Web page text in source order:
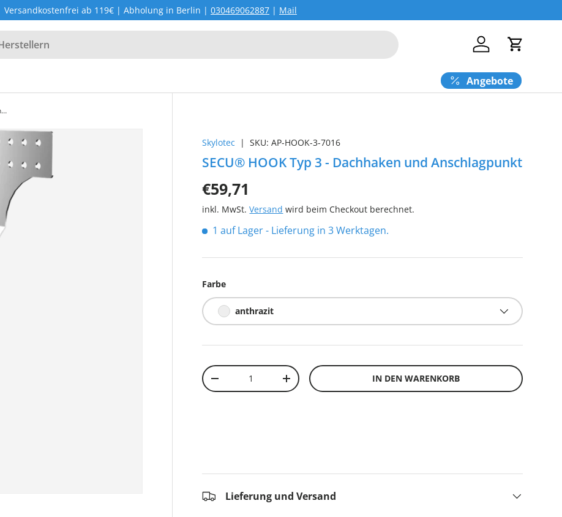
Versandkostenfrei ab 119€ | Abholung in Berlin | 030469062887 | Mail
Einloggen
Angebote
SECU® HOOK Typ 3 - Dachhaken und Anschlagpunkt
Skylotec |SKU:AP-HOOK-3-7016
SECU® HOOK Typ 3 - Dachhaken und Anschlagpunkt
€59,71
inkl. MwSt.Versand wird beim Checkout berechnet.
1 auf Lager - Lieferung in 3 Werktagen.
Farbe
anthrazit
Anzahl
-
+ IN DEN WARENKORB
Lieferung und Versand